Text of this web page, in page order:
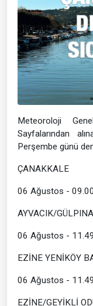
Meteoroloji
Sayfalarından
Perşembe günü
ÇANAKKALE
06 Ağustos -
AYVACIK/
06 Ağustos -
EZİNE YENİKÖY
06 Ağustos -
EZİNE/GEYİKLİ